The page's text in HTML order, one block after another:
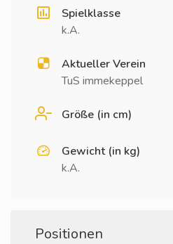
Spielklasse
k.A.
Aktueller Verein
TuS immekeppel
Größe (in cm)
Gewicht (in kg)
k.A.
Positionen